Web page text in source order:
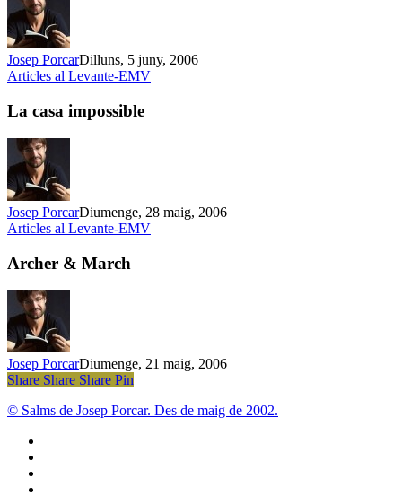
Josep PorcarDilluns, 5 juny, 2006
Articles al Levante-EMVLa
La casa impossible
Josep PorcarDiumenge, 28 maig, 2006
Articles al Levante-EMVArcher
Archer & March
Josep PorcarDiumenge, 21 maig, 2006
Share
Share Share Share Pin
© Salms de Josep Porcar. Des de maig de 2002.